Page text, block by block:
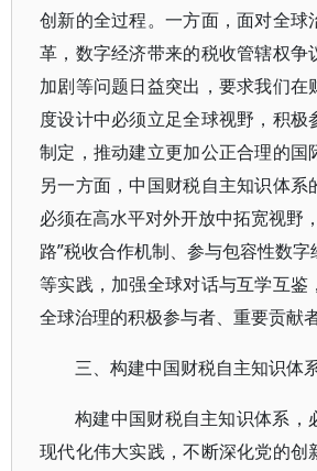
创新的全过程。一方面，面对全球
革，数字经济带来的税收管辖权争
加剧等问题日益突出，要求我们在
度设计中必须立足全球视野，积极
制定，推动建立更加公正合理的国
另一方面，中国财税自主知识体系
必须在高水平对外开放中拓宽视野
路”税收合作机制、参与包容性数
等实践，加强全球对话与互学互鉴
全球治理的积极参与者、重要贡献
三、构建中国财税自主知识体
构建中国财税自主知识体系，
现代化伟大实践，不断深化党的创